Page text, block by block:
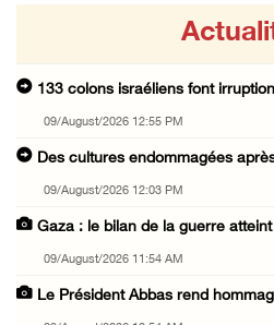
133 colons israéliens font
09/August/2026 12:55 PM
Des cultures endommagées
09/August/2026 12:03 PM
Gaza : le bilan de la guerre
09/August/2026 11:54 AM
Le Président Abbas rend